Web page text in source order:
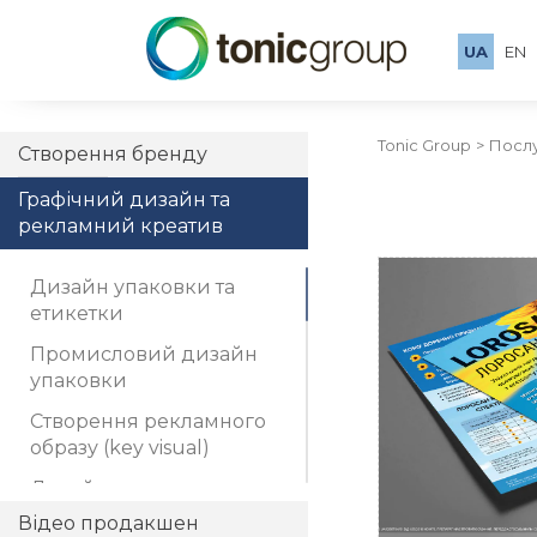
UA EN
Створення бренду
Графічний дизайн та
рекламний креатив
Дизайн упаковки та
етикетки
Промисловий дизайн
упаковки
Створення рекламного
образу (key visual)
Дизайн каталогу
Дизайн брошури
Відео продакшен
Tonic Group
Дизайн